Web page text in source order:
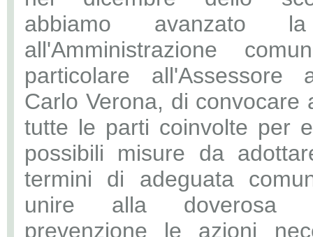
abbiamo avanzato
all'Amministrazione
particolare all'Assessore
Carlo Verona, di convocare
tutte le parti coinvolte per
possibili misure da
termini di adeguata
unire alla doverosa
prevenzione le azioni